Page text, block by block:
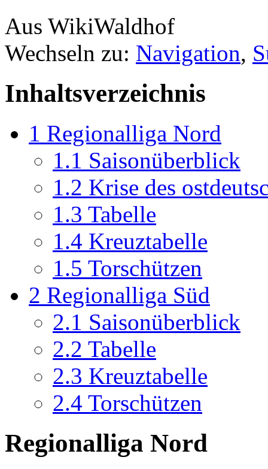
Aus WikiWaldhof
Wechseln zu: Navigation,
Inhaltsverzeichnis
1 Regionalliga Nord
1.1 Saisonüberblick
1.2 Krise des
1.3 Tabelle
1.4 Kreuztabelle
1.5 Torschützen
2 Regionalliga Süd
2.1 Saisonüberblick
2.2 Tabelle
2.3 Kreuztabelle
2.4 Torschützen
Regionalliga Nord